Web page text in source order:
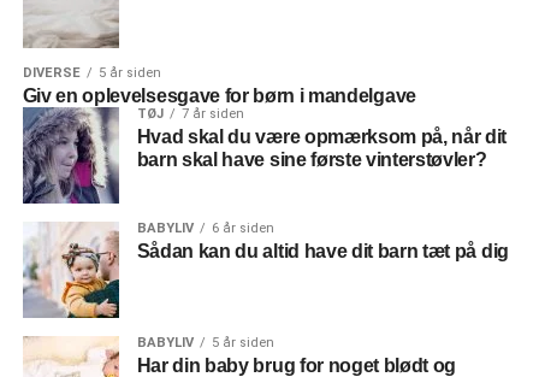
DIVERSE 5 år siden
Giv en oplevelsesgave for børn i mandelgave
TØJ 7 år siden
Hvad skal du være opmærksom på, når dit
barn skal have sine første vinterstøvler?
BABYLIV 6 år siden
Sådan kan du altid have dit barn tæt på dig
BABYLIV 5 år siden
Har din baby brug for noget blødt og